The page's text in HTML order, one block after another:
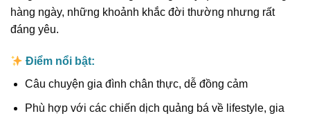
hàng ngày, những khoảnh khắc đời thường nhưng rất
đáng yêu.
Điểm nổi bật:
Câu chuyện gia đình chân thực, dễ đồng cảm
Phù hợp với các chiến dịch quảng bá về lifestyle, gia